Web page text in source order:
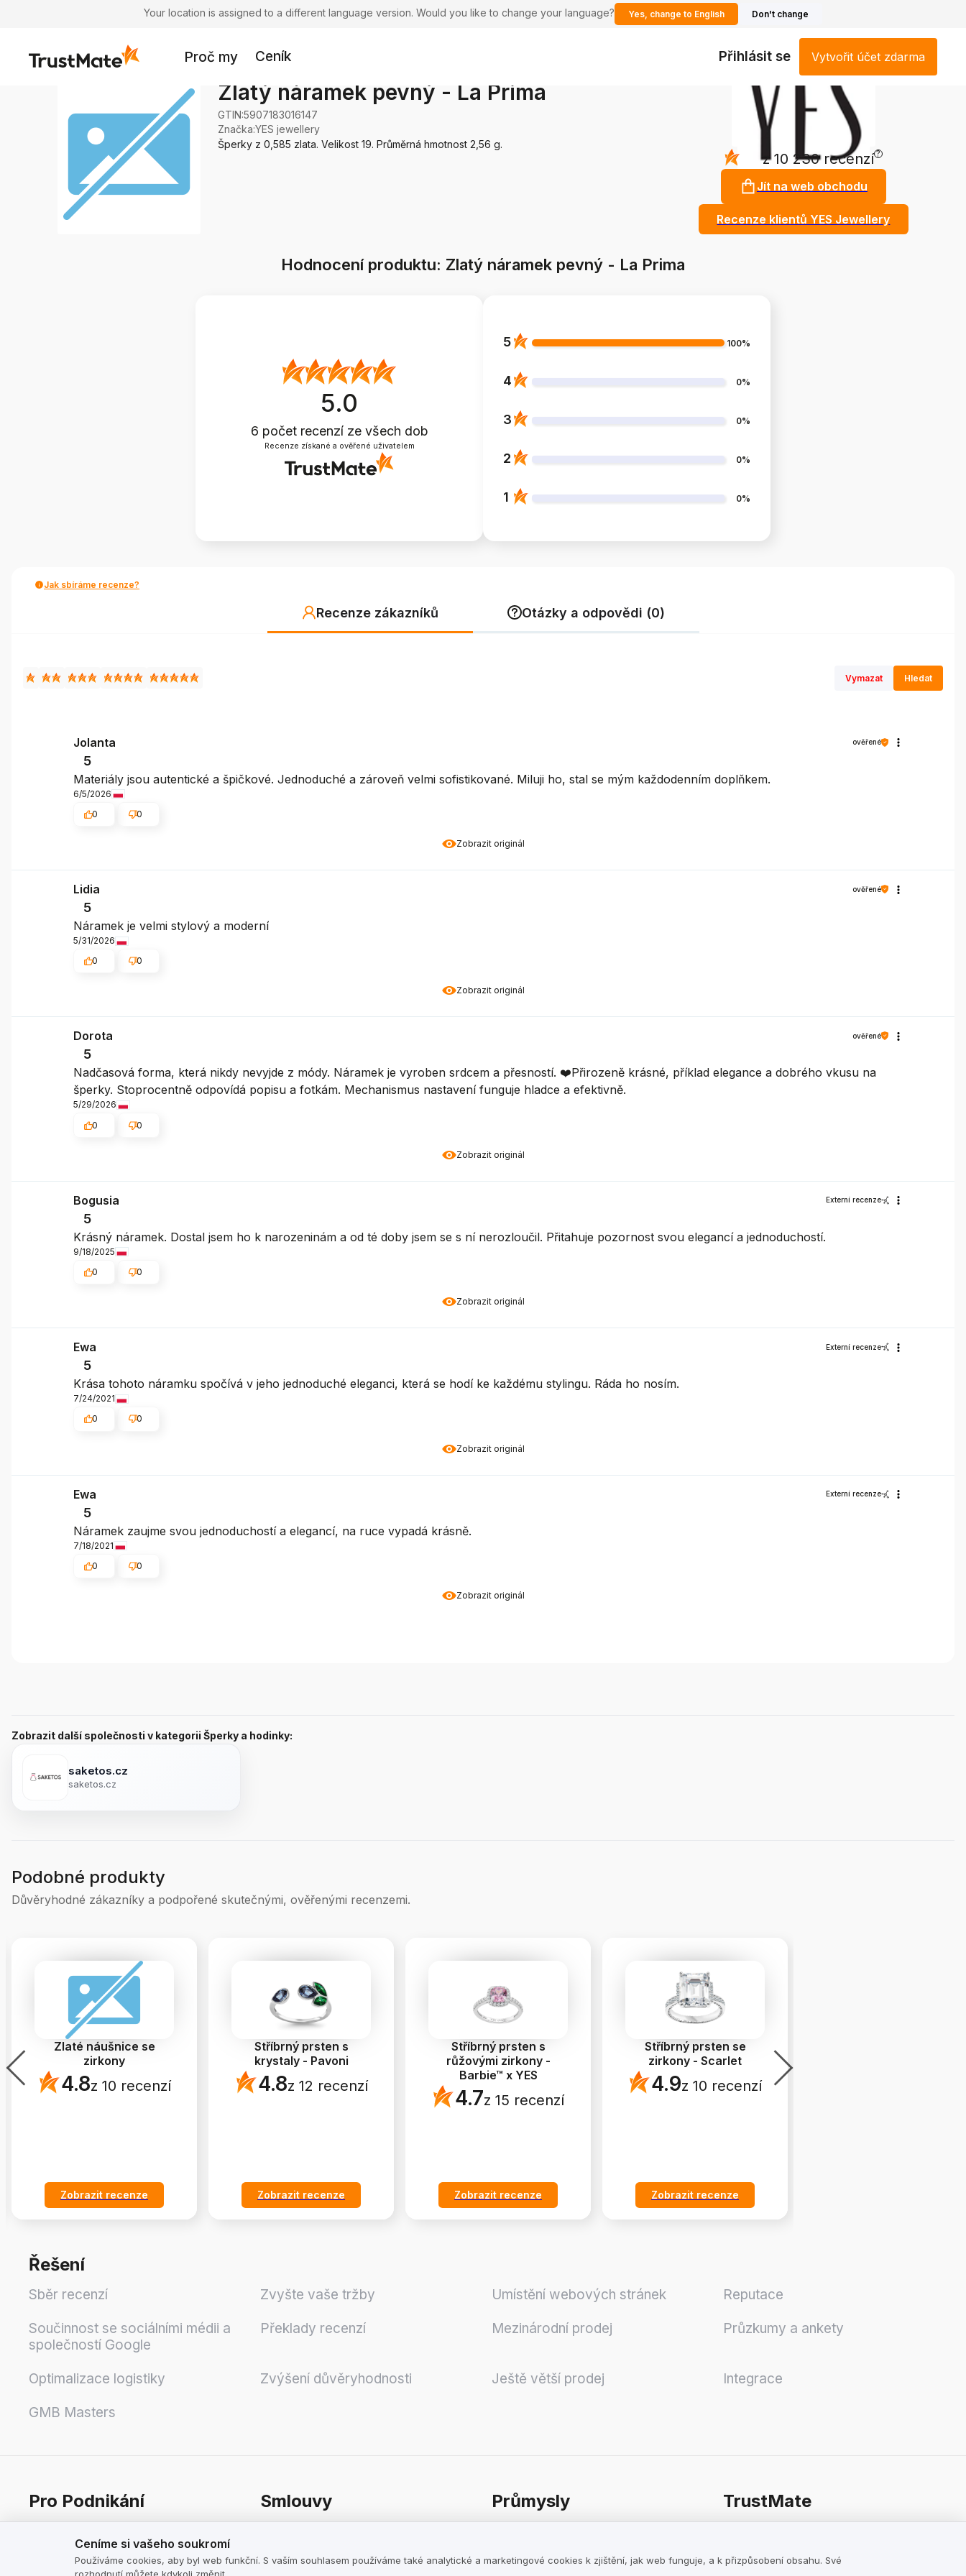
Your location is assigned to a different language version. Would you like to change your language? Yes, change to English Don't change
Proč my Ceník Přihlásit se Vytvořit účet zdarma
Zlatý náramek pevný - La Prima
GTIN:5907183016147
Značka:YES jewellery
Šperky z 0,585 zlata. Velikost 19. Průměrná hmotnost 2,56 g.
4.8z 10 230 recenzí ?
Jít na web obchodu
Recenze klientů YES Jewellery
Hodnocení produktu: Zlatý náramek pevný - La Prima
5.0
6 počet recenzí ze všech dob
Recenze získané a ověřené uživatelem
5 100%
4 0%
3 0%
2 0%
1 0%
Jak sbíráme recenze?
Recenze zákazníků Otázky a odpovědi (0)
Vymazat Hledat
Zobrazit originál
Jolanta ověřené
5
Materiály jsou autentické a špičkové. Jednoduché a zároveň velmi sofistikované. Miluji ho, stal se mým každodenním doplňkem.
6/5/2026
0
0
Zobrazit originál
Lidia ověřené
5
Náramek je velmi stylový a moderní
5/31/2026
0
0
Zobrazit originál
Dorota ověřené
5
Nadčasová forma, která nikdy nevyjde z módy. Náramek je vyroben srdcem a přesností. ❤️Přirozeně krásné, příklad elegance a dobrého vkusu na
šperky. Stoprocentně odpovídá popisu a fotkám. Mechanismus nastavení funguje hladce a efektivně.
5/29/2026
0
0
Zobrazit originál
Bogusia Externí recenze
5
Krásný náramek. Dostal jsem ho k narozeninám a od té doby jsem se s ní nerozloučil. Přitahuje pozornost svou elegancí a jednoduchostí.
9/18/2025
0
0
Zobrazit originál
Ewa Externí recenze
5
Krása tohoto náramku spočívá v jeho jednoduché eleganci, která se hodí ke každému stylingu. Ráda ho nosím.
7/24/2021
0
0
Zobrazit originál
Ewa Externí recenze
5
Náramek zaujme svou jednoduchostí a elegancí, na ruce vypadá krásně.
7/18/2021
0
0
Zobrazit další společnosti v kategorii Šperky a hodinky:
saketos.cz
saketos.cz
Podobné produkty
Důvěryhodné zákazníky a podpořené skutečnými, ověřenými recenzemi.
Zlaté náušnice se
zirkony
4.8z 10 recenzí
Zobrazit recenze
Stříbrný prsten s
krystaly - Pavoni
4.8z 12 recenzí
Zobrazit recenze
Stříbrný prsten s
růžovými zirkony -
Barbie™ x YES
4.7z 15 recenzí
Zobrazit recenze
Stříbrný prsten se
zirkony - Scarlet
4.9z 10 recenzí
Zobrazit recenze
Řešení
Sběr recenzí Zvyšte vaše tržby Umístění webových stránek Reputace
Součinnost se sociálními médii a
společností Google
Překlady recenzí Mezinárodní prodej Průzkumy a ankety
Optimalizace logistiky Zvýšení důvěryhodnosti Ještě větší prodej Integrace
GMB Masters
Pro Podnikání
Kalkulačka
Smlouvy Průmysly
Služby
TrustMate
Recenze o Nás
Ceníme si vašeho soukromí
Používáme cookies, aby byl web funkční. S vaším souhlasem používáme také analytické a marketingové cookies k zjištění, jak web funguje, a k přizpůsobení obsahu. Své